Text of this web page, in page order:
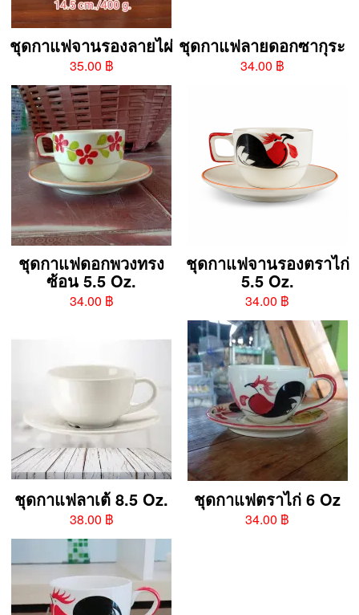
ชุดกาแฟจานรองลายไผ่
35.00 ฿
ชุดกาแฟลายดอกซากุระ
34.00 ฿
ชุดกาแฟดอกพวงทรง
ซ้อน 5.5 Oz.
34.00 ฿
ชุดกาแฟจานรองตราไก่
5.5 Oz.
34.00 ฿
ชุดกาแฟลาเต้ 8.5 Oz.
38.00 ฿
ชุดกาแฟตราไก่ 6 Oz
34.00 ฿